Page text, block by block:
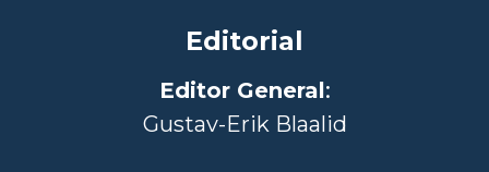
Editorial
Editor General:
Gustav-Erik Blaalid